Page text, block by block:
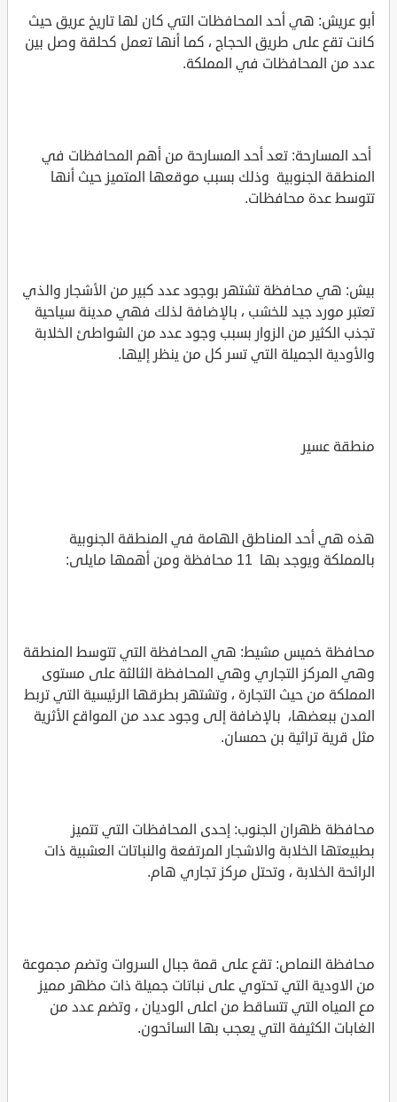
أبو عريش: هي أحد المحافظات التي كان لها تاريخ عريق حيث
كانت تقع على طريق الحجاج ، كما أنها تعمل كحلقة وصل بين
عدد من المحافظات في المملكة.
أحد المسارحة: تعد أحد المسارحة من أهم المحافظات في
المنطقة الجنوبية وذلك بسبب موقعها المتميز حيث أنها
تتوسط عدة محافظات.
بيش: هي محافظة تشتهر بوجود عدد كبير من الأشجار والذي
تعتبر مورد جيد للخشب ، بالإضافة لذلك فهي مدينة سياحية
تجذب الكثير من الزوار بسبب وجود عدد من الشواطئ الخلابة
والأودية الجميلة التي تسر كل من ينظر إليها.
منطقة عسير
هذه هي أحد المناطق الهامة في المنطقة الجنوبية
بالمملكة ويوجد بها 11 محافظة ومن أهمها مايلى:
محافظة خميس مشيط: هي المحافظة التي تتوسط المنطقة
وهي المركز التجاري وهي المحافظة الثالثة على مستوى
المملكة من حيث التجارة ، وتشتهر بطرقها الرئيسية التي تربط
المدن ببعضها، بالإضافة إلى وجود عدد من المواقع الأثرية
مثل قرية تراثية بن حمسان.
محافظة ظهران الجنوب: إحدى المحافظات التي تتميز
بطبيعتها الخلابة والاشجار المرتفعة والنباتات العشبية ذات
الرائحة الخلابة ، وتحتل مركز تجاري هام.
محافظة النماص: تقع على قمة جبال السروات وتضم مجموعة
من الاودية التي تحتوي على نباتات جميلة ذات مظهر مميز
مع المياه التي تتساقط من اعلى الوديان ، وتضم عدد من
الغابات الكثيفة التي يعجب بها السائحون.